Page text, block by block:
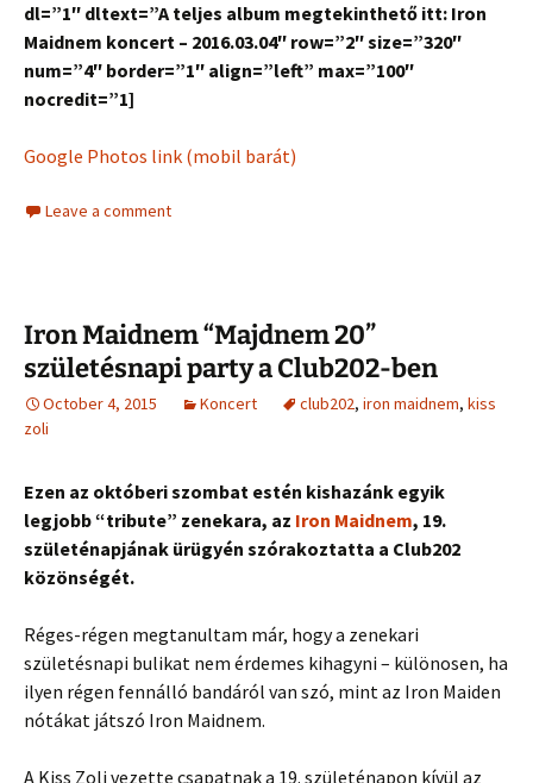
dl=”1″ dltext=”A teljes album megtekinthető itt: Iron
Maidnem koncert – 2016.03.04″ row=”2″ size=”320″
num=”4″ border=”1″ align=”left” max=”100″
nocredit=”1]
Google Photos link (mobil barát)
Leave a comment
Iron Maidnem “Majdnem 20”
születésnapi party a Club202-ben
October 4, 2015 Koncert club202, iron maidnem, kiss
zoli
Ezen az októberi szombat estén kishazánk egyik
legjobb “tribute” zenekara, az Iron Maidnem, 19.
születénapjának ürügyén szórakoztatta a Club202
közönségét.
Réges-régen megtanultam már, hogy a zenekari
születésnapi bulikat nem érdemes kihagyni – különosen, ha
ilyen régen fennálló bandáról van szó, mint az Iron Maiden
nótákat játszó Iron Maidnem.
A Kiss Zoli vezette csapatnak a 19. születénapon kívül az